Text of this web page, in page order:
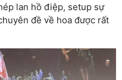
lan hồ điệp, setup sự
đề về hoa được rất